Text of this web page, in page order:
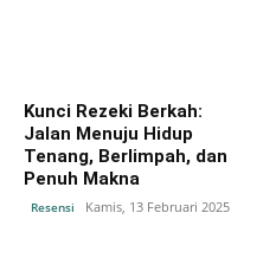
Kunci Rezeki Berkah:
Jalan Menuju Hidup
Tenang, Berlimpah, dan
Penuh Makna
Resensi Kamis, 13 Februari 2025